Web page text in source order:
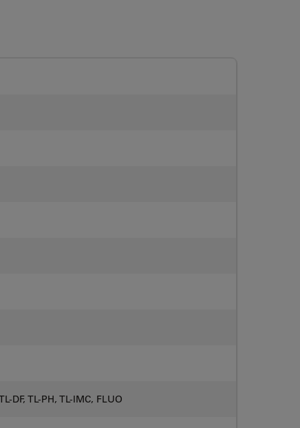
DF, TL-PH, TL-IMC, FLUO